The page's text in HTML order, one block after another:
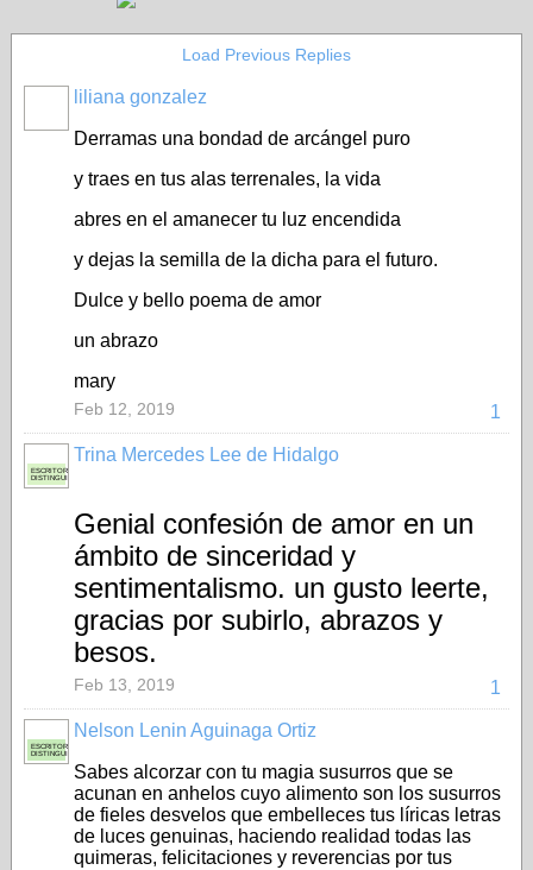
Load Previous Replies
liliana gonzalez
Derramas una bondad de arcángel puro
y traes en tus alas terrenales, la vida
abres en el amanecer tu luz encendida
y dejas la semilla de la dicha para el futuro.
Dulce y bello poema de amor
un abrazo
mary
1
Feb 12, 2019
ESCRITORA
DISTINGUIDA
Trina Mercedes Lee de Hidalgo
Genial confesión de amor en un
ámbito de sinceridad y
sentimentalismo. un gusto leerte,
gracias por subirlo, abrazos y
besos.
1
Feb 13, 2019
ESCRITOR
DISTINGUIDO
Nelson Lenin Aguinaga Ortiz
Sabes alcorzar con tu magia susurros que se
acunan en anhelos cuyo alimento son los susurros
de fieles desvelos que embelleces tus líricas letras
de luces genuinas, haciendo realidad todas las
quimeras, felicitaciones y reverencias por tus